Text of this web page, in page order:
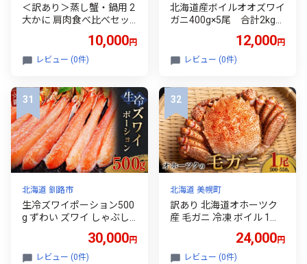
＜訳あり＞蒸し蟹・鍋用 2
大かに 肩肉食べ比べセッ
ワイ蟹＞カット済み【175
0914】
10,000円
レビュー (0件)
北海道産ボイルオオズワイ
ガニ400g×5尾 合計2kg以
物 海鮮 冷凍 ボイル
オオズワイガニ 北海道
12,000円
レビュー (0件)
北海道 釧路市
生冷ズワイポーション500
g ずわい ズワイ しゃぶし
蟹 ズワイ蟹 蟹 カニ かに
脚 蟹脚 カニ棒肉 カニ 生
30,000円
レビュー (0件)
北海道 美幌町
訳あり 北海道オホーツク
産 毛ガニ 冷凍 ボイル 1尾
がに かに カニ 蟹 かに味噌
カニ味噌 海鮮 海産物 わけ
24,000円
レビュー (0件)